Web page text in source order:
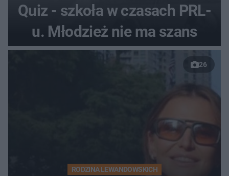
Quiz - szkoła w czasach PRL-
u. Młodzież nie ma szans
26
RODZINA LEWANDOWSKICH